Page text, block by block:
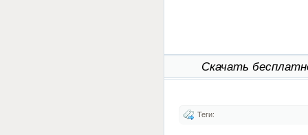
Скачать
Теги: